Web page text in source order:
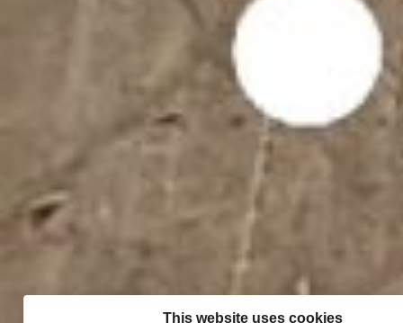
This website uses cookies